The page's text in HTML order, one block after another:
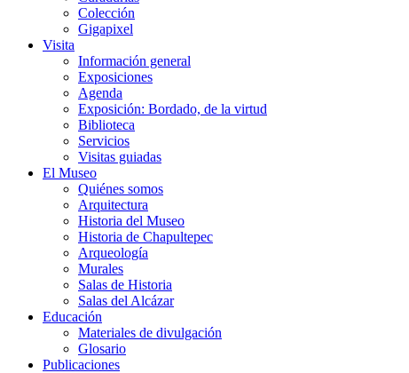
Colección
Gigapixel
Visita
Información general
Exposiciones
Agenda
Exposición: Bordado, de la virtud
Biblioteca
Servicios
Visitas guiadas
El Museo
Quiénes somos
Arquitectura
Historia del Museo
Historia de Chapultepec
Arqueología
Murales
Salas de Historia
Salas del Alcázar
Educación
Materiales de divulgación
Glosario
Publicaciones